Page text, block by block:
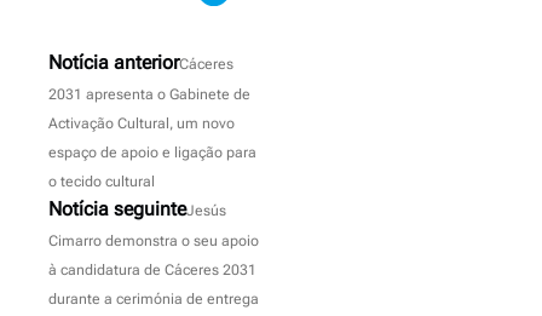
Notícia anteriorCáceres
2031 apresenta o Gabinete de
Activação Cultural, um novo
espaço de apoio e ligação para
o tecido cultural
Notícia seguinteJesús
Cimarro demonstra o seu apoio
à candidatura de Cáceres 2031
durante a cerimónia de entrega